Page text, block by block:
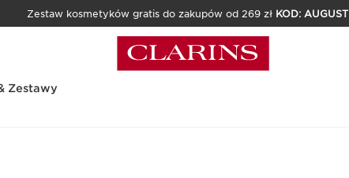
Zestaw kosmetyków gratis do zakupów od 269 zł KOD: AUGUST
Zestawy